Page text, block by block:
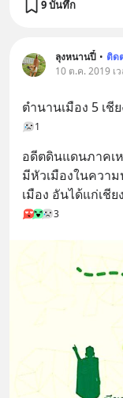
9 บันทึก
ลุงหนานปี๋ • ติด
10 ต.ค. 2019 เ
ตำนานเมือง 5 เชีย
1
อดีตดินแดนภาคเ
มีหัวเมืองในควา
เมือง อันได้แก่เชีย
3